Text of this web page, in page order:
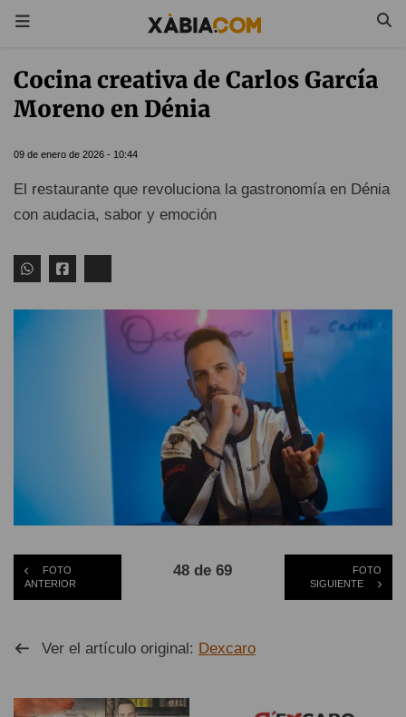
Cocina creativa de Carlos García
Moreno en Dénia
09 de enero de 2026 - 10:44
El restaurante que revoluciona la gastronomía en Dénia
con audacia, sabor y emoción
FOTO
ANTERIOR
48 de 69
FOTO
SIGUIENTE
Ver el artículo original: Dexcaro